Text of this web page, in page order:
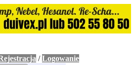
/Logowanie